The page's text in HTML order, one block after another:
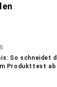
So schneidet
Produkttest ab